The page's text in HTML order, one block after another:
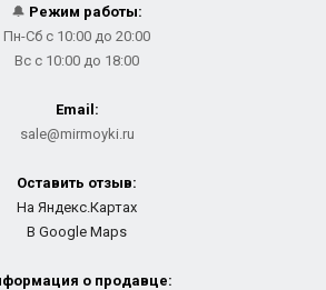
🔔 Режим работы:
Пн-Сб с 10:00 до 20:00
Вс с 10:00 до 18:00
Email:
sale@mirmoyki.ru
Оставить отзыв:
На Яндекс.Картах
В Google Maps
о продавце: